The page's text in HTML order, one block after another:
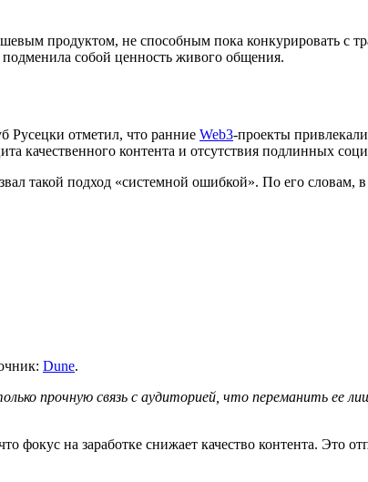
продуктом, не способным пока конкурировать
собой ценность живого общения.
Русецки отметил, что ранние Web3-проекты
качественного контента и отсутствия подлинных
такой подход «системной ошибкой». По его словам,
Dune.
прочную связь с аудиторией, что переманить ее
фокус на заработке снижает качество контента. Это